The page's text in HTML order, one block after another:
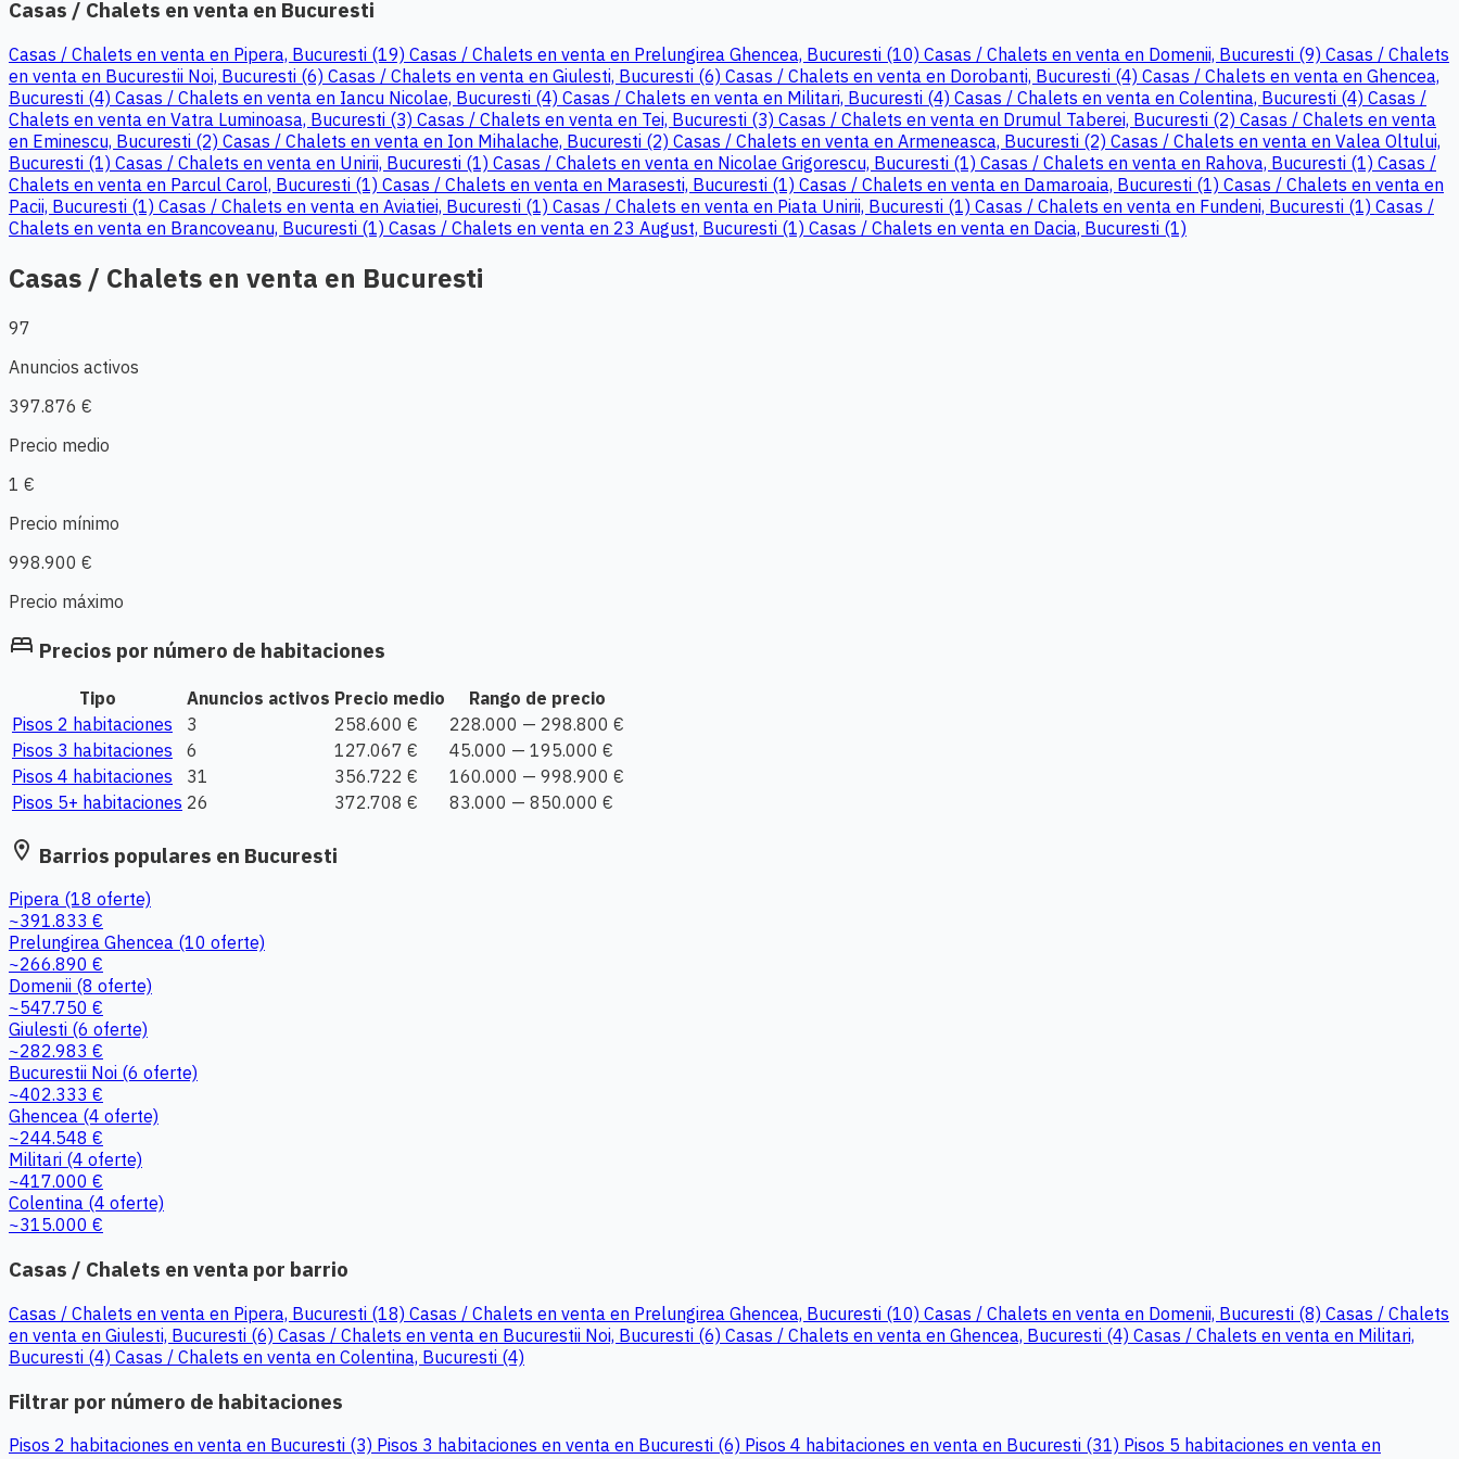
Casas / Chalets en venta en Bucuresti
Casas / Chalets en venta en Pipera, Bucuresti (19) Casas / Chalets en venta en Prelungirea Ghencea, Bucuresti (10) Casas / Chalets en venta en Domenii, Bucuresti (9) Casas / Chalets
en venta en Bucurestii Noi, Bucuresti (6) Casas / Chalets en venta en Giulesti, Bucuresti (6) Casas / Chalets en venta en Dorobanti, Bucuresti (4) Casas / Chalets en venta en Ghencea,
Bucuresti (4) Casas / Chalets en venta en Iancu Nicolae, Bucuresti (4) Casas / Chalets en venta en Militari, Bucuresti (4) Casas / Chalets en venta en Colentina, Bucuresti (4) Casas /
Chalets en venta en Vatra Luminoasa, Bucuresti (3) Casas / Chalets en venta en Tei, Bucuresti (3) Casas / Chalets en venta en Drumul Taberei, Bucuresti (2) Casas / Chalets en venta
en Eminescu, Bucuresti (2) Casas / Chalets en venta en Ion Mihalache, Bucuresti (2) Casas / Chalets en venta en Armeneasca, Bucuresti (2) Casas / Chalets en venta en Valea Oltului,
Bucuresti (1) Casas / Chalets en venta en Unirii, Bucuresti (1) Casas / Chalets en venta en Nicolae Grigorescu, Bucuresti (1) Casas / Chalets en venta en Rahova, Bucuresti (1) Casas /
Chalets en venta en Parcul Carol, Bucuresti (1) Casas / Chalets en venta en Marasesti, Bucuresti (1) Casas / Chalets en venta en Damaroaia, Bucuresti (1) Casas / Chalets en venta en
Pacii, Bucuresti (1) Casas / Chalets en venta en Aviatiei, Bucuresti (1) Casas / Chalets en venta en Piata Unirii, Bucuresti (1) Casas / Chalets en venta en Fundeni, Bucuresti (1) Casas /
Chalets en venta en Brancoveanu, Bucuresti (1) Casas / Chalets en venta en 23 August, Bucuresti (1) Casas / Chalets en venta en Dacia, Bucuresti (1)
Casas / Chalets en venta en Bucuresti
97
Anuncios activos
397.876 €
Precio medio
1 €
Precio mínimo
998.900 €
Precio máximo
bed Precios por número de habitaciones
Tipo Anuncios activos Precio medio
Rango de precio
Pisos 2 habitaciones
3 258.600 €
228.000 — 298.800 €
Pisos 3 habitaciones
6 127.067 €
45.000 — 195.000 €
Pisos 4 habitaciones
31 356.722 €
160.000 — 998.900 €
Pisos 5+ habitaciones 26 372.708 € 83.000 — 850.000 €
location_on Barrios populares en Bucuresti
Pipera (18 oferte)
~391.833 €
Prelungirea Ghencea (10 oferte)
~266.890 €
Domenii (8 oferte)
~547.750 €
Giulesti (6 oferte)
~282.983 €
Bucurestii Noi (6 oferte)
~402.333 €
Ghencea (4 oferte)
~244.548 €
Militari (4 oferte)
~417.000 €
Colentina (4 oferte)
~315.000 €
Casas / Chalets en venta por barrio
Casas / Chalets en venta en Pipera, Bucuresti (18) Casas / Chalets en venta en Prelungirea Ghencea, Bucuresti (10) Casas / Chalets en venta en Domenii, Bucuresti (8) Casas / Chalets
en venta en Giulesti, Bucuresti (6) Casas / Chalets en venta en Bucurestii Noi, Bucuresti (6) Casas / Chalets en venta en Ghencea, Bucuresti (4) Casas / Chalets en venta en Militari,
Bucuresti (4) Casas / Chalets en venta en Colentina, Bucuresti (4)
Filtrar por número de habitaciones
Pisos 2 habitaciones en venta en Bucuresti (3) Pisos 3 habitaciones en venta en Bucuresti (6) Pisos 4 habitaciones en venta en Bucuresti (31) Pisos 5 habitaciones en venta en